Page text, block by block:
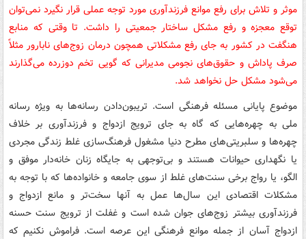
موثر و تلاش برای رفع موانع فرزندآوری مورد توجه عملی قرار نگیرد نمی‌توان
توقع معجزه و رفع مشکل ساختار جمعیتی را داشت. تا وقتی که منابع
هنگفت در کشور به جای رفع مشکلاتی همچون درمان زوج‌های نابارور مثلاً
صرف پاداش و حقوق‌های نجومی مدیرانی که گویی تخم دوزرده می‌گذارند
می‌شود مشکل حل نخواهد شد.
موضوع پایانی مسئله فرهنگی است. تریبون‌دادن رسانه‌ها به ویژه رسانه
ملی به چهره‌هایی که گاه به جای ترویج ازدواج و فرزندآوری بر خلاف
چهره‌ها و سلبریتی‌های مطرح دنیا مشغول فرهنگ‌سازی غلط زندگی مجردی
یا نگهداری حیوانات هستند و بی‌توجهی به جایگاه زنان خانه‌دار موفق و
الگو، یا رواج برخی سنت‌های غلط از سوی جامعه و خانواده‌ها که با توجه به
مشکلات اقتصادی این سال‌ها عمل به آنها سخت‌تر و مانع ازدواج و
فرزندآوری بیشتر زوج‌های جوان شده است و غفلت از ترویج سنت حسنه
ازدواج آسان از جمله موانع فرهنگی این عرصه است. فراموش نکنیم که